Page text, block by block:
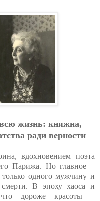
жизнь: княжнa,
paди вepнocти
вдохновением поэта
Парижа. Но главное –
одного мужчину и
В эпоху хаоса и
дороже красоты –